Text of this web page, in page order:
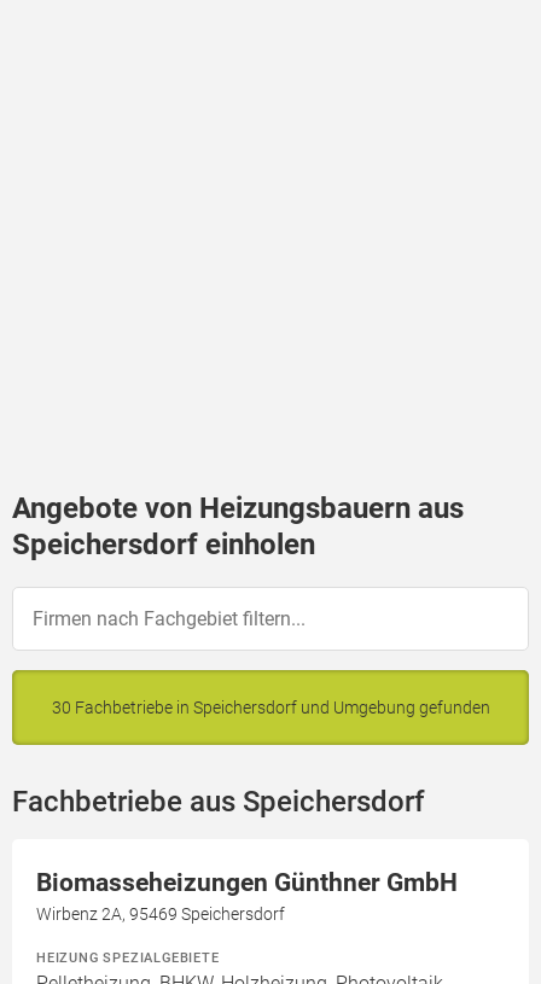
Angebote von Heizungsbauern aus
Speichersdorf einholen
30 Fachbetriebe in Speichersdorf und Umgebung gefunden
Fachbetriebe aus Speichersdorf
Biomasseheizungen Günthner GmbH
Wirbenz 2A, 95469 Speichersdorf
HEIZUNG SPEZIALGEBIETE